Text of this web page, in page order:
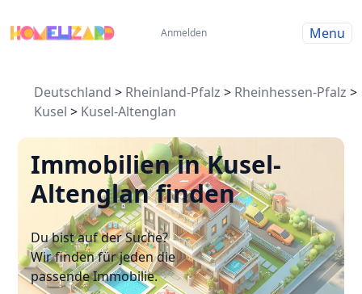
Anmelden Menu
Deutschland > Rheinland-Pfalz > Rheinhessen-Pfalz >
Kusel > Kusel-Altenglan
Immobilien in Kusel-
Altenglan finden
Du bist auf der Suche?
Wir finden für jeden die
passende Immobilie.